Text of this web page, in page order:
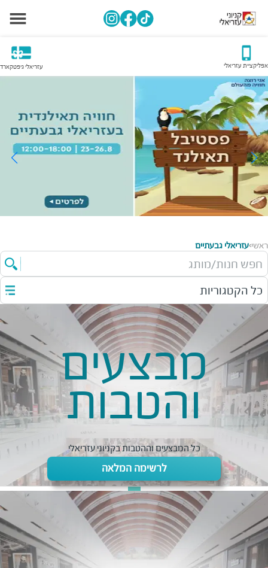
אפליקציית עזריאלי עזריאלי גיפטקארד
ראשי>עזריאלי גבעתיים
חפש חנות/מותג
כל הקטגוריות
מבצעים
והטבות
כל המבצעים וההטבות בקניוני עזריאלי
לרשימה המלאה